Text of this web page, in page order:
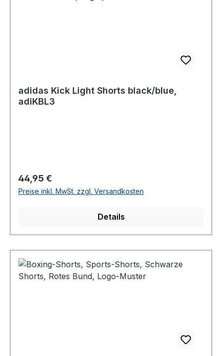
adidas Kick Light Shorts black/blue,
adiKBL3
Regulärer Preis:
44,95 €
Preise inkl. MwSt. zzgl. Versandkosten
Details